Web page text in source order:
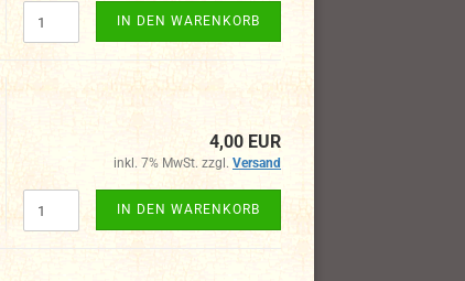
IN DEN WARENKORB
4,00 EUR
inkl. 7% MwSt. zzgl. Versand
IN DEN WARENKORB